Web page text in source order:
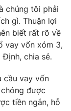
chúng tôi phải
gì. Thuận lợi
biết rất rõ về
vay vốn xóm 3,
Định, chia sẻ.
cầu vay vốn
được
tiền ngắn, hỗ